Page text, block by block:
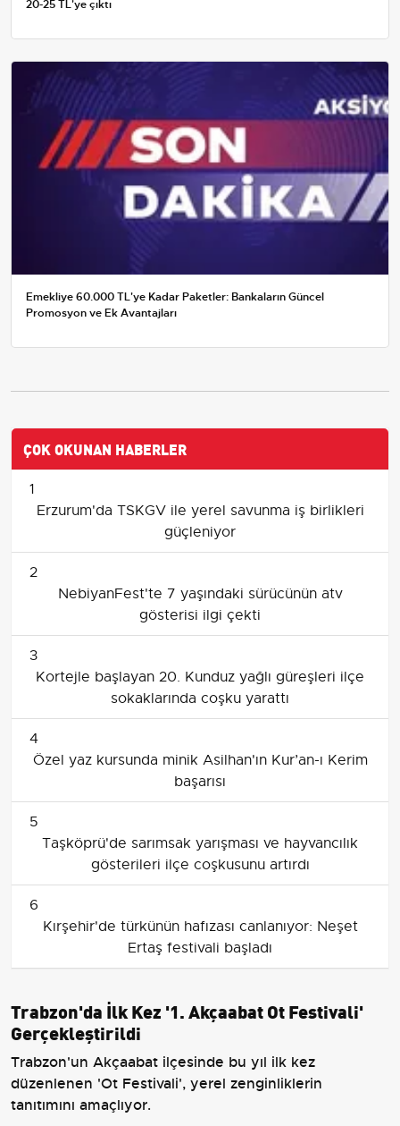
20-25 TL'ye çıktı
Emekliye 60.000 TL'ye Kadar Paketler: Bankaların Güncel
Promosyon ve Ek Avantajları
ÇOK OKUNAN HABERLER
1
Erzurum'da TSKGV ile yerel savunma iş birlikleri
güçleniyor
2
NebiyanFest'te 7 yaşındaki sürücünün atv
gösterisi ilgi çekti
3
Kortejle başlayan 20. Kunduz yağlı güreşleri ilçe
sokaklarında coşku yarattı
4
Özel yaz kursunda minik Asilhan'ın Kur’an-ı Kerim
başarısı
5
Taşköprü'de sarımsak yarışması ve hayvancılık
gösterileri ilçe coşkusunu artırdı
6
Kırşehir'de türkünün hafızası canlanıyor: Neşet
Ertaş festivali başladı
Trabzon'da İlk Kez '1. Akçaabat Ot Festivali'
Gerçekleştirildi
Trabzon'un Akçaabat ilçesinde bu yıl ilk kez
düzenlenen 'Ot Festivali', yerel zenginliklerin
tanıtımını amaçlıyor.